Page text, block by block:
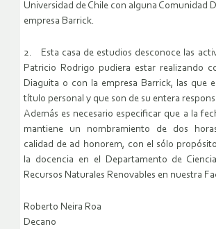
Universidad de Chile con alguna Comunidad
empresa Barrick.
2. Esta casa de estudios desconoce las
Patricio Rodrigo pudiera estar realizando
Diaguita o con la empresa Barrick, las que
título personal y que son de su entera
Además es necesario especificar que a la
mantiene un nombramiento de dos
calidad de ad honorem, con el sólo
la docencia en el Departamento de
Recursos Naturales Renovables en nuestra
Roberto Neira Roa
Decano